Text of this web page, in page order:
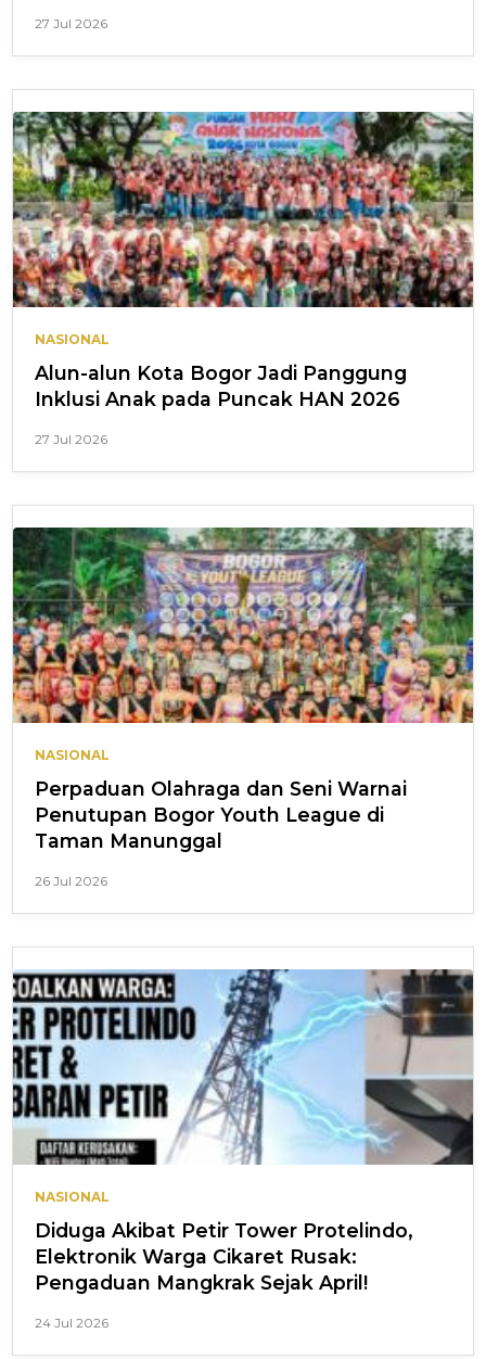
27 Jul 2026
NASIONAL
Alun-alun Kota Bogor Jadi Panggung
Inklusi Anak pada Puncak HAN 2026
27 Jul 2026
NASIONAL
Perpaduan Olahraga dan Seni Warnai
Penutupan Bogor Youth League di
Taman Manunggal
26 Jul 2026
NASIONAL
Diduga Akibat Petir Tower Protelindo,
Elektronik Warga Cikaret Rusak:
Pengaduan Mangkrak Sejak April!
24 Jul 2026